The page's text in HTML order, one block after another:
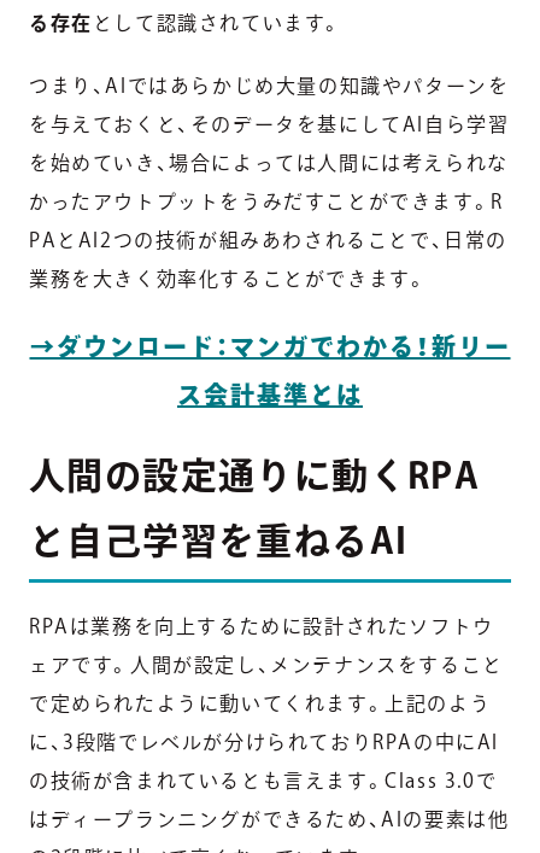
る存在 として認識されています。
つまり、AIではあらかじめ大量の知識やパターンを
を与えておくと、そのデータを基にしてAI自ら学習
を始めていき、場合によっては人間には考えられな
かったアウトプットをうみだすことができます。R
PAとAI2つの技術が組みあわされることで、日常の
業務を大きく効率化することができます。
→ダウンロード：マンガでわかる！新リー
ス会計基準とは
人間の設定通りに動くRPA
と自己学習を重ねるAI
RPAは業務を向上するために設計されたソフトウ
ェアです。人間が設定し、メンテナンスをすること
で定められたように動いてくれます。上記のよう
に、3段階でレベルが分けられておりRPAの中にAI
の技術が含まれているとも言えます。Class 3.0で
はディープランニングができるため、AIの要素は他